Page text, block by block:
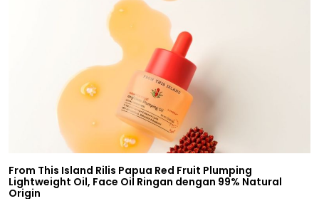
From This Island Rilis Papua Red Fruit Plumping
Lightweight Oil, Face Oil Ringan dengan 99% Natural
Origin